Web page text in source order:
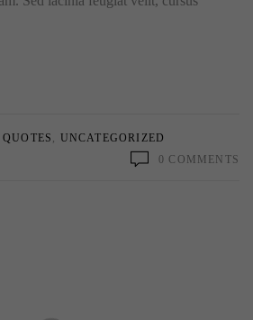
, UNCATEGORIZED
0 COMMENTS